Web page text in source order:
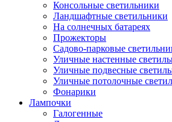
Консольные светильники
Ландшафтные светильники
На солнечных батареях
Прожекторы
Садово-парковые
Уличные настенные
Уличные подвесные
Уличные потолочные
Фонарики
Лампочки
Галогенные